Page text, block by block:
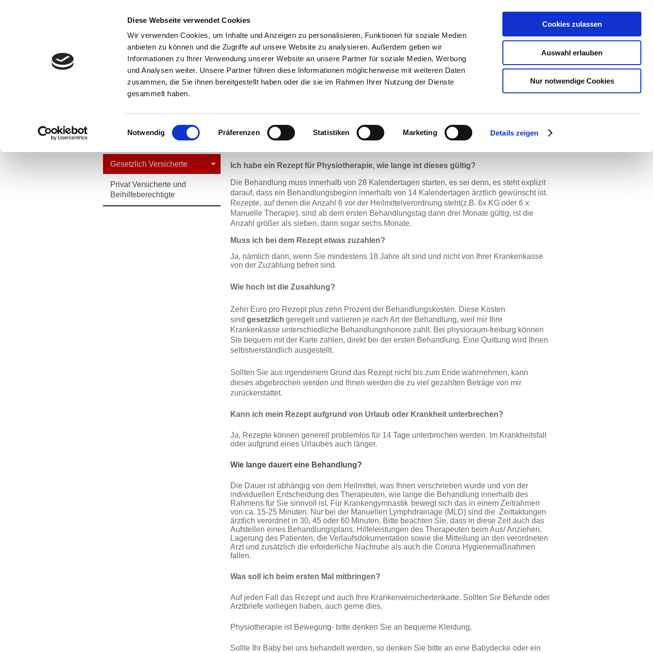
Diese Webseite verwendet Cookies
Wir verwenden Cookies, um Inhalte und Anzeigen zu personalisieren, Funktionen für soziale Medien
anbieten zu können und die Zugriffe auf unsere Website zu analysieren. Außerdem geben wir
Informationen zu Ihrer Verwendung unserer Website an unsere Partner für soziale Medien, Werbung
und Analysen weiter. Unsere Partner führen diese Informationen möglicherweise mit weiteren Daten
zusammen, die Sie ihnen bereitgestellt haben oder die sie im Rahmen Ihrer Nutzung der Dienste
gesammelt haben.
Einwilligungsauswahl
Notwendig Präferenzen Statistiken Marketing Details zeigen
Cookies zulassen
Auswahl erlauben
Nur notwendige Cookies
Home Team Gut zu wissen Kontakt Aktuelles
Gesetzlich Versicherte
Ich habe ein Rezept für Physiotherapie, wie lange ist dieses gültig?
Die Behandlung muss innerhalb von 28 Kalendertagen starten, es sei denn, es steht explizit
darauf, dass ein Behandlungsbeginn innerhalb von 14 Kalendertagen ärztlich gewünscht ist.
Rezepte, auf denen die Anzahl 6 vor der Heilmittelverordnung steht(z.B. 6x KG oder 6 x
Manuelle Therapie), sind ab dem ersten Behandlungstag dann drei Monate gültig, ist die
Anzahl größer als sieben, dann sogar sechs Monate.
Muss ich bei dem Rezept etwas zuzahlen?
Ja, nämlich dann, wenn Sie mindestens 18 Jahre alt sind und nicht von Ihrer Krankenkasse
von der Zuzahlung befreit sind.
Wie hoch ist die Zusahlung?
Zehn Euro pro Rezept plus zehn Prozent der Behandlungskosten. Diese Kosten
sindgesetzlich geregelt und variieren je nach Art der Behandlung, weil mir Ihre
Krankenkasse unterschiedliche Behandlungshonore zahlt. Bei physioraum-freiburg können
Sie bequem mit der Karte zahlen, direkt bei der ersten Behandlung. Eine Quittung wird Ihnen
selbstverständlich ausgestellt.
Sollten Sie aus irgendeinem Grund das Rezept nicht bis zum Ende wahrnehmen, kann
dieses abgebrochen werden und Ihnen werden die zu viel gezahlten Beträge von mir
zurückerstattet.
Kann ich mein Rezept aufgrund von Urlaub oder Krankheit unterbrechen?
Ja, Rezepte können generell problemlos für 14 Tage unterbrochen werden. Im Krankheitsfall
oder aufgrund eines Urlaubes auch länger.
Wie lange dauert eine Behandlung?
Die Dauer ist abhängig von dem Heilmittel, was Ihnen verschrieben wurde und von der
individuellen Entscheidung des Therapeuten, wie lange die Behandlung innerhalb des
Rahmens für Sie sinnvoll ist. Für Krankengymnastik bewegt sich das in einem Zeitrahmen
von ca. 15-25 Minuten. Nur bei der Manuellen Lymphdrainage (MLD) sind die Zeittaktungen
ärztlich verordnet in 30, 45 oder 60 Minuten. Bitte beachten Sie, dass in diese Zeit auch das
Aufstellen eines Behandlungsplans, Hilfeleistungen des Therapeuten beim Aus/ Anziehen,
Lagerung des Patienten, die Verlaufsdokumentation sowie die Mitteilung an den verordneten
Arzt und zusätzlich die erforderliche Nachruhe als auch die Corona Hygienemaßnahmen
fallen.
Was soll ich beim ersten Mal mitbringen?
Auf jeden Fall das Rezept und auch Ihre Krankenversichertenkarte. Sollten Sie Befunde oder
Arztbriefe vorliegen haben, auch gerne dies.
Physiotherapie ist Bewegung- bitte denken Sie an bequeme Kleidung.
Sollte Ihr Baby bei uns behandelt werden, so denken Sie bitte an eine Babydecke oder ein
Gesetzlich Versicherte
Privat Versicherte und
Beihilfeberechtigte